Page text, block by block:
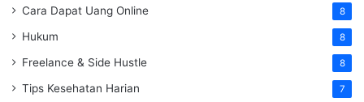
Cara Dapat Uang Online 8
Hukum 8
Freelance & Side Hustle 8
Tips Kesehatan Harian 7